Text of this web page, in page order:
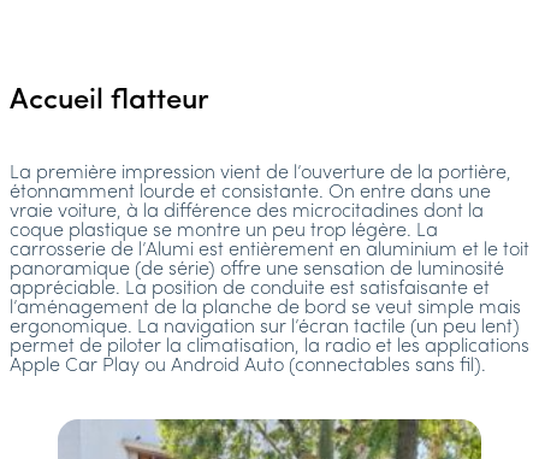
Accueil flatteur
La première impression vient de l’ouverture de la portière,
étonnamment lourde et consistante. On entre dans une
vraie voiture, à la différence des microcitadines dont la
coque plastique se montre un peu trop légère. La
carrosserie de l’Alumi est entièrement en aluminium et le toit
panoramique (de série) offre une sensation de luminosité
appréciable. La position de conduite est satisfaisante et
l’aménagement de la planche de bord se veut simple mais
ergonomique. La navigation sur l’écran tactile (un peu lent)
permet de piloter la climatisation, la radio et les applications
Apple Car Play ou Android Auto (connectables sans fil).